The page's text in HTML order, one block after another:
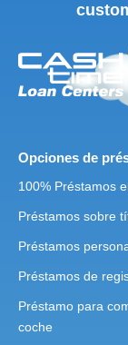
Opciones de
100% Préstamos
Préstamos sobre
Préstamos
Préstamos de
Préstamo para
coche